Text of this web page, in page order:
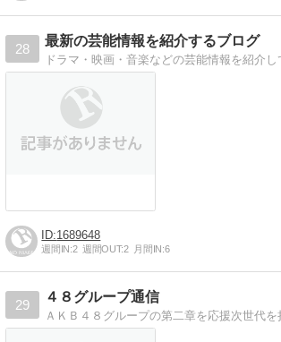
28
最新の芸能情報を紹介するブログ
ドラマ・映画・音楽などの芸能情報を紹介し
1689648
週間IN:2 週間OUT:2 月間IN:6
29
４８グループ通信